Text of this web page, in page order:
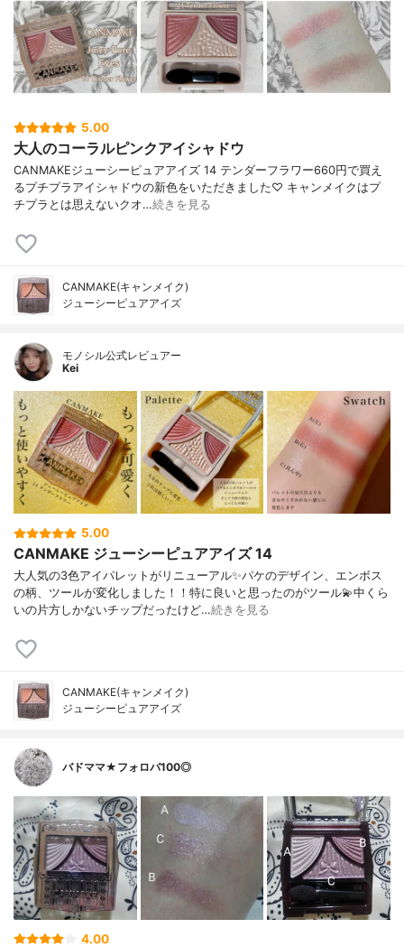
5.00
大人のコーラルピンクアイシャドウ
CANMAKEジューシーピュアアイズ 14 テンダーフラワー660円で買え
るプチプラアイシャドウの新色をいただきました♡ キャンメイクはプ
チプラとは思えないクオ…続きを見る
CANMAKE(キャンメイク)
ジューシーピュアアイズ
モノシル公式レビュアー
Kei
5.00
CANMAKE ジューシーピュアアイズ 14
大人気の3色アイパレットがリニューアル✨パケのデザイン、エンボス
の柄、ツールが変化しました！！特に良いと思ったのがツール💫中くら
いの片方しかないチップだったけど…続きを見る
CANMAKE(キャンメイク)
ジューシーピュアアイズ
バドママ★フォロバ100◎
4.00